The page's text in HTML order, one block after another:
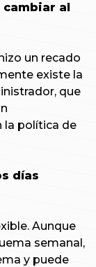
cambiar al
un recado
existe la
que
la política de
días
Aunque
semanal,
y puede